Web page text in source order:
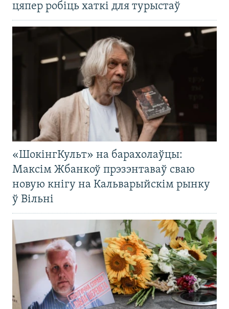
цяпер робіць хаткі для турыстаў
«ШокінгКульт» на барахолаўцы:
Максім Жбанкоў прэзэнтаваў сваю
новую кнігу на Кальварыйскім рынку
ў Вільні